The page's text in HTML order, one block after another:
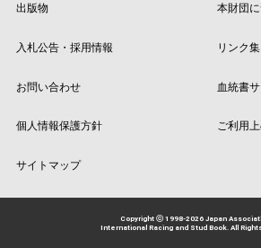
出版物 本財団
入札公告・採用情報 リンク集
お問い合わせ 血統書
個人情報保護方針 ご利用
サイトマップ
Copyright ⓒ 1998-2026 Japan
International Racing and Stud Book. All